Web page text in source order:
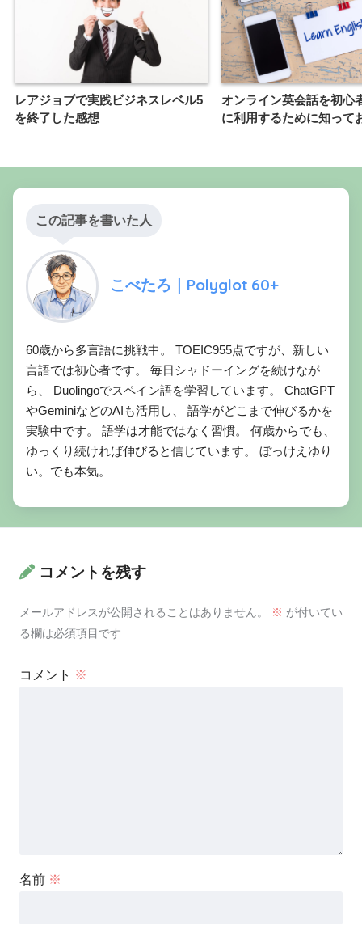
レアジョブで実践ビジネスレベル5
を終了した感想
オンライン英会話を初心
に利用するために知って
この記事を書いた人
こべたろ｜Polyglot 60+
60歳から多言語に挑戦中。 TOEIC955点ですが、新しい
言語では初心者です。 毎日シャドーイングを続けなが
ら、 Duolingoでスペイン語を学習しています。 ChatGPT
やGeminiなどのAIも活用し、 語学がどこまで伸びるかを
実験中です。 語学は才能ではなく習慣。 何歳からでも、
ゆっくり続ければ伸びると信じています。 ぼっけえゆり
い。でも本気。
コメントを残す
メールアドレスが公開されることはありません。 ※ が付いてい
る欄は必須項目です
コメント ※
名前 ※